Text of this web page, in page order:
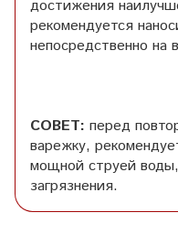
достижения
рекомендуется
непосредственно на
СОВЕТ: перед
варежку,
мощной струей
загрязнения.